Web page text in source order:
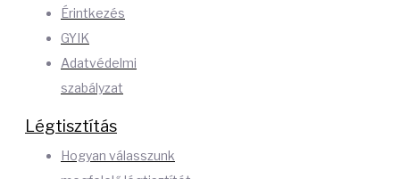
Érintkezés
GYIK
Adatvédelmi
szabályzat
Légtisztítás
Hogyan válasszunk